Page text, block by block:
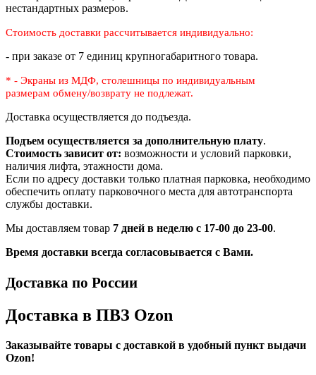
нестандартных размеров.
Стоимость доставки рассчитывается индивидуально:
- при заказе от 7 единиц крупногабаритного товара.
* - Экраны из МДФ, столешницы по индивидуальным
размерам обмену/возврату не подлежат.
Доставка осуществляется до подъезда.
Подъем осуществляется за дополнительную плату.
Стоимость зависит от: возможности и условий парковки,
наличия лифта, этажности дома.
Если по адресу доставки только платная парковка, необходимо
обеспечить оплату парковочного места для автотранспорта
службы доставки.
Мы доставляем товар 7 дней в неделю с 17-00 до 23-00.
Время доставки всегда согласовывается с Вами.
Доставка по России
Доставка в ПВЗ Ozon
Заказывайте товары с доставкой в удобный пункт выдачи
Ozon!